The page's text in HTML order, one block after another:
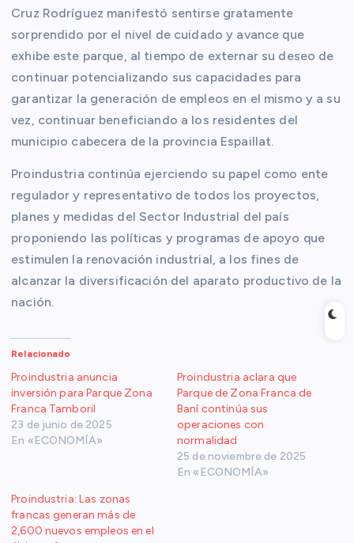
Cruz Rodríguez manifestó sentirse gratamente
sorprendido por el nivel de cuidado y avance que
exhibe este parque, al tiempo de externar su deseo de
continuar potencializando sus capacidades para
garantizar la generación de empleos en el mismo y a su
vez, continuar beneficiando a los residentes del
municipio cabecera de la provincia Espaillat.
Proindustria continúa ejerciendo su papel como ente
regulador y representativo de todos los proyectos,
planes y medidas del Sector Industrial del país
proponiendo las políticas y programas de apoyo que
estimulen la renovación industrial, a los fines de
alcanzar la diversificación del aparato productivo de la
nación.
Relacionado
Proindustria anuncia
inversión para Parque Zona
Franca Tamboril
23 de junio de 2025
En «ECONOMÍA»
Proindustria aclara que
Parque de Zona Franca de
Baní continúa sus
operaciones con
normalidad
25 de noviembre de 2025
En «ECONOMÍA»
Proindustria: Las zonas
francas generan más de
2,600 nuevos empleos en el